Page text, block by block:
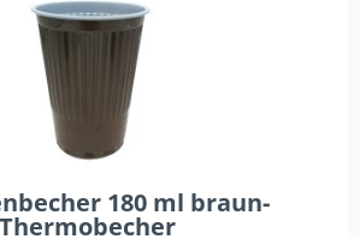
180 ml braun-